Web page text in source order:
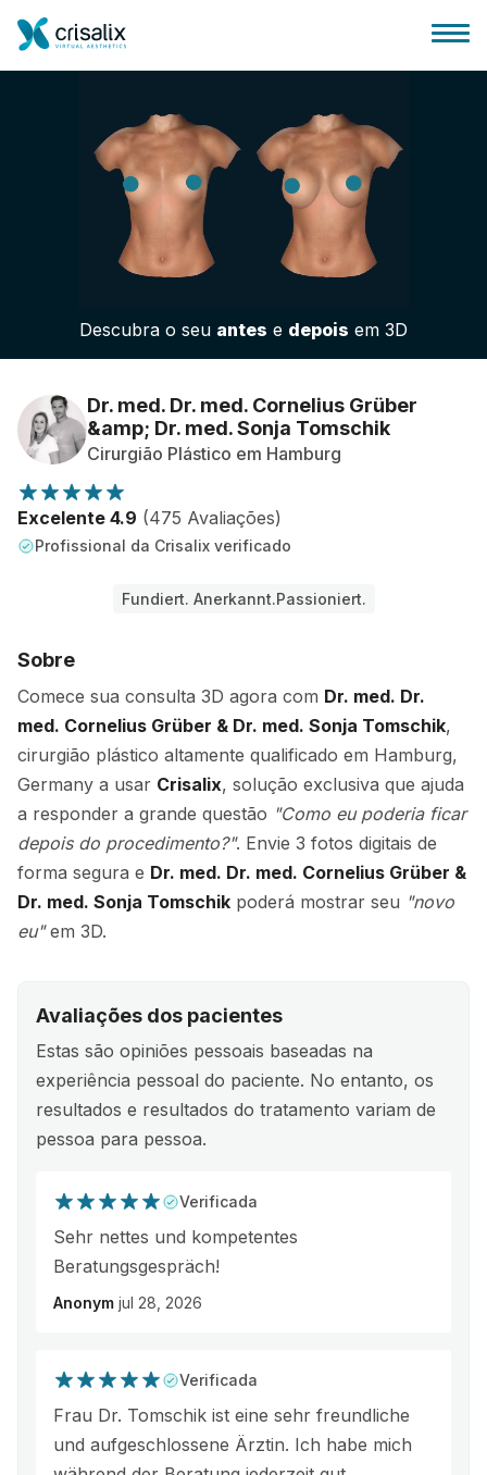
Página inicial para cirurgiões
Plataforma 3D de business
Planos
Avaliações dos pacientes
Descubra o seu antes e depois em 3D
Dr. med. Dr. med. Cornelius Grüber
&amp; Dr. med. Sonja Tomschik
Cirurgião Plástico em Hamburg
Excelente 4.9 (475 Avaliações)
Profissional da Crisalix verificado
Fundiert. Anerkannt.Passioniert.
Sobre
Comece sua consulta 3D agora com Dr. med. Dr.
med. Cornelius Grüber & Dr. med. Sonja Tomschik,
cirurgião plástico altamente qualificado em Hamburg,
Germany a usar Crisalix, solução exclusiva que ajuda
a responder a grande questão "Como eu poderia ficar
depois do procedimento?". Envie 3 fotos digitais de
forma segura e Dr. med. Dr. med. Cornelius Grüber &
Dr. med. Sonja Tomschik poderá mostrar seu "novo
eu"em 3D.
Avaliações dos pacientes
Estas são opiniões pessoais baseadas na
experiência pessoal do paciente. No entanto, os
resultados e resultados do tratamento variam de
pessoa para pessoa.
Verificada
Sehr nettes und kompetentes
Beratungsgespräch!
Anonym jul 28, 2026
Verificada
Frau Dr. Tomschik ist eine sehr freundliche
und aufgeschlossene Ärztin. Ich habe mich